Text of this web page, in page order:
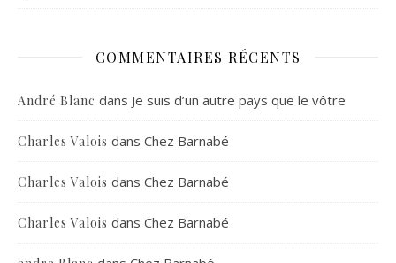
COMMENTAIRES RÉCENTS
André Blanc dans Je suis d’un autre pays que le vôtre
Charles Valois dans Chez Barnabé
Charles Valois dans Chez Barnabé
Charles Valois dans Chez Barnabé